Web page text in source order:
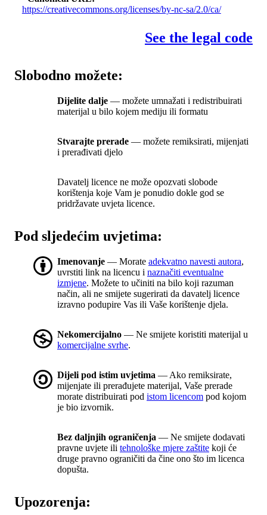
https://creativecommons.org/licenses/by-nc-sa/2.0/ca/
See the legal code
Slobodno možete:
Dijelite dalje — možete umnažati i redistribuirati
materijal u bilo kojem mediju ili formatu
Stvarajte prerade — možete remiksirati, mijenjati
i prerađivati djelo
Davatelj licence ne može opozvati slobode
korištenja koje Vam je ponudio dokle god se
pridržavate uvjeta licence.
Pod sljedećim uvjetima:
Imenovanje — Morate adekvatno navesti autora,
uvrstiti link na licencu i naznačiti eventualne
izmjene. Možete to učiniti na bilo koji razuman
način, ali ne smijete sugerirati da davatelj licence
izravno podupire Vas ili Vaše korištenje djela.
Nekomercijalno — Ne smijete koristiti materijal u
komercijalne svrhe.
Dijeli pod istim uvjetima — Ako remiksirate,
mijenjate ili prerađujete materijal, Vaše prerade
morate distribuirati pod istom licencom pod kojom
je bio izvornik.
Bez daljnjih ograničenja — Ne smijete dodavati
pravne uvjete ili tehnološke mjere zaštite koji će
druge pravno ograničiti da čine ono što im licenca
dopušta.
Upozorenja: